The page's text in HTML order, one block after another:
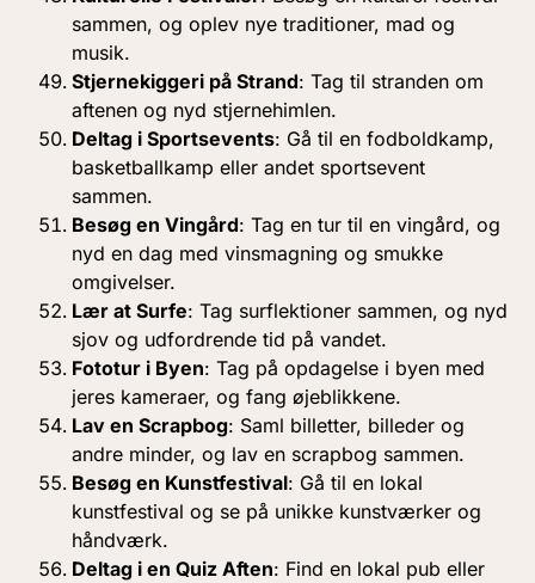
sammen, og oplev nye traditioner, mad og
musik.
Stjernekiggeri på Strand: Tag til stranden om
aftenen og nyd stjernehimlen.
Deltag i Sportsevents: Gå til en fodboldkamp,
basketballkamp eller andet sportsevent
sammen.
Besøg en Vingård: Tag en tur til en vingård, og
nyd en dag med vinsmagning og smukke
omgivelser.
Lær at Surfe: Tag surflektioner sammen, og nyd
sjov og udfordrende tid på vandet.
Fototur i Byen: Tag på opdagelse i byen med
jeres kameraer, og fang øjeblikkene.
Lav en Scrapbog: Saml billetter, billeder og
andre minder, og lav en scrapbog sammen.
Besøg en Kunstfestival: Gå til en lokal
kunstfestival og se på unikke kunstværker og
håndværk.
Deltag i en Quiz Aften: Find en lokal pub eller